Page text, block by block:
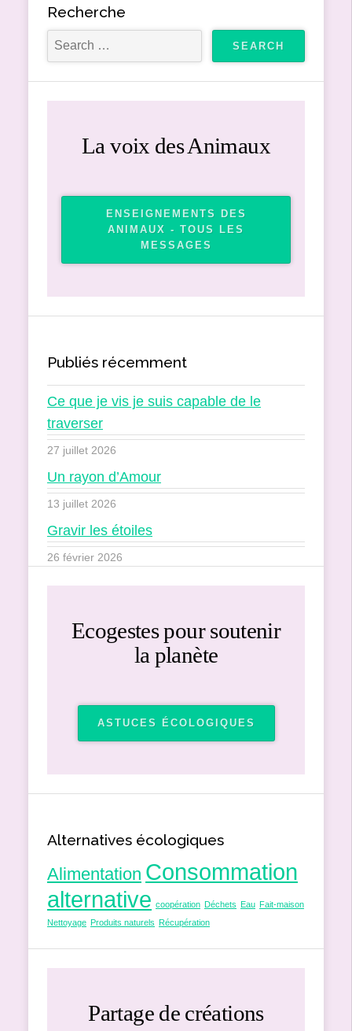
Recherche
La voix des Animaux
ENSEIGNEMENTS DES
ANIMAUX - TOUS LES
MESSAGES
Publiés récemment
Ce que je vis je suis capable de le
traverser
27 juillet 2026
Un rayon d’Amour
13 juillet 2026
Gravir les étoiles
26 février 2026
Ecogestes pour soutenir
la planète
ASTUCES ÉCOLOGIQUES
Alternatives écologiques
Alimentation Consommation
alternative coopération Déchets Eau Fait-maison
Nettoyage Produits naturels Récupération
Partage de créations